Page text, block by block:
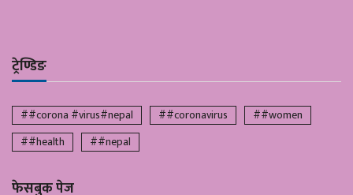
ट्रेण्डिङ
##corona #virus#nepal ##coronavirus
##women
##health
##nepal
फेसबुक पेज